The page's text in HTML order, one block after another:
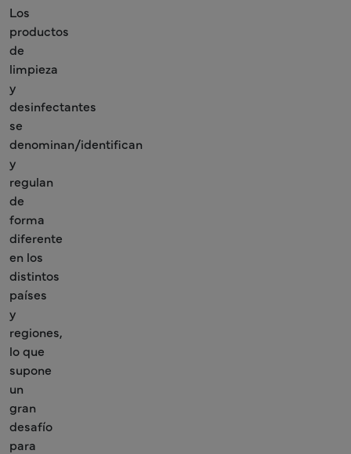
Los
productos
de
limpieza
y
desinfectantes
se
denominan/identifican
y
regulan
de
forma
diferente
en los
distintos
países
y
regiones,
lo que
supone
un
gran
desafío
para